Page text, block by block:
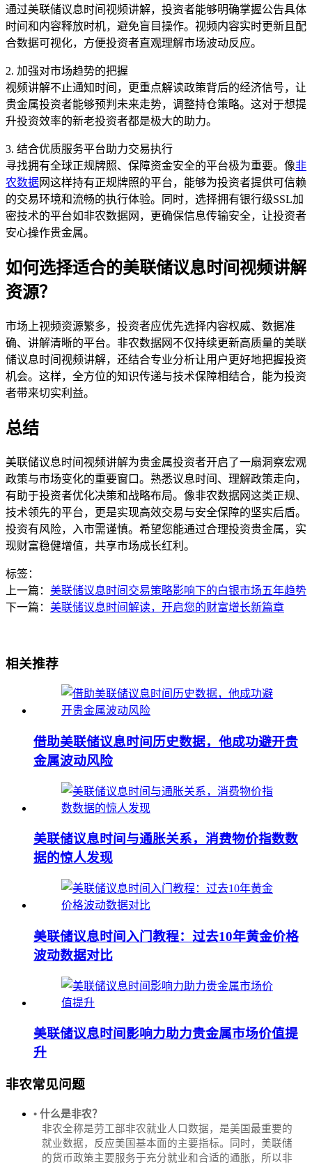
通过美联储议息时间视频讲解，投资者能够明确掌握公告具体
时间和内容释放时机，避免盲目操作。视频内容实时更新且配
合数据可视化，方便投资者直观理解市场波动反应。
2. 加强对市场趋势的把握
视频讲解不止通知时间，更重点解读政策背后的经济信号，让
贵金属投资者能够预判未来走势，调整持仓策略。这对于想提
升投资效率的新老投资者都是极大的助力。
3. 结合优质服务平台助力交易执行
寻找拥有全球正规牌照、保障资金安全的平台极为重要。像非
农数据网这样持有正规牌照的平台，能够为投资者提供可信赖
的交易环境和流畅的执行体验。同时，选择拥有银行级SSL加
密技术的平台如非农数据网，更确保信息传输安全，让投资者
安心操作贵金属。
如何选择适合的美联储议息时间视频讲解
资源？
市场上视频资源繁多，投资者应优先选择内容权威、数据准
确、讲解清晰的平台。非农数据网不仅持续更新高质量的美联
储议息时间视频讲解，还结合专业分析让用户更好地把握投资
机会。这样，全方位的知识传递与技术保障相结合，能为投资
者带来切实利益。
总结
美联储议息时间视频讲解为贵金属投资者开启了一扇洞察宏观
政策与市场变化的重要窗口。熟悉议息时间、理解政策走向，
有助于投资者优化决策和战略布局。像非农数据网这类正规、
技术领先的平台，更是实现高效交易与安全保障的坚实后盾。
投资有风险，入市需谨慎。希望您能通过合理投资贵金属，实
现财富稳健增值，共享市场成长红利。
标签：
上一篇： 美联储议息时间交易策略影响下的白银市场五年趋势
下一篇： 美联储议息时间解读，开启您的财富增长新篇章
相关推荐
借助美联储议息时间历史数据，他成功避开贵
金属波动风险
美联储议息时间与通胀关系，消费物价指数数
据的惊人发现
美联储议息时间入门教程：过去10年黄金价格
波动数据对比
美联储议息时间影响力助力贵金属市场价值提
升
非农常见问题
• 什么是非农？
非农全称是劳工部非农就业人口数据，是美国最重要的
就业数据，反应美国基本面的主要指标。同时，美联储
的货币政策主要服务于充分就业和合适的通胀，所以非